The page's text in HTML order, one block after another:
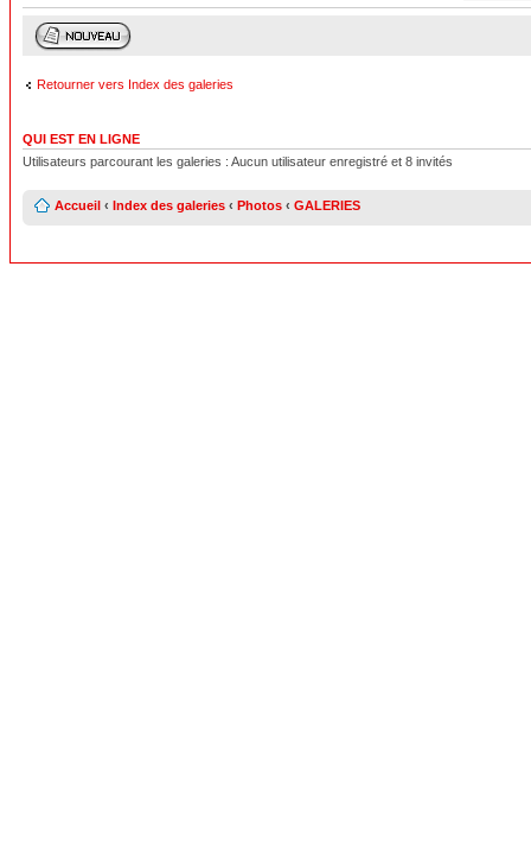
Retourner vers Index des galeries
QUI EST EN LIGNE
Utilisateurs parcourant les galeries : Aucun utilisateur enregistré et 8 invités
Accueil ‹ Index des galeries ‹ Photos ‹ GALERIES